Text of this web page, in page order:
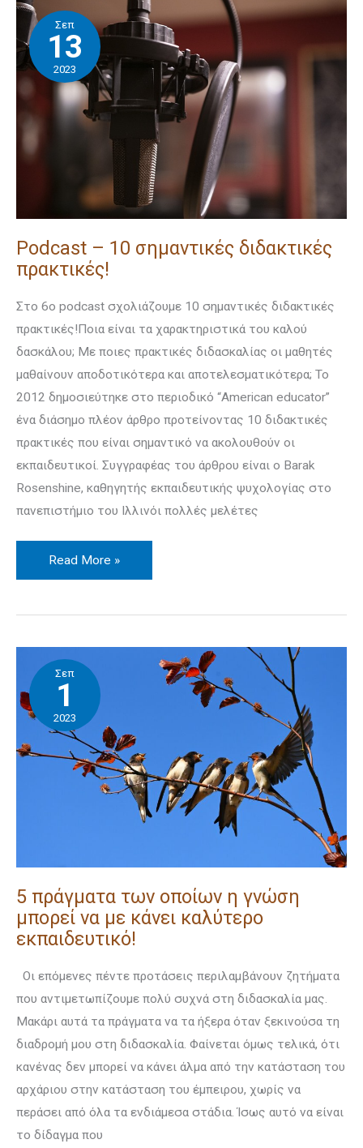
Σεπ
13
2023
Podcast – 10 σημαντικές διδακτικές
πρακτικές!
Στο 6ο podcast σχολιάζουμε 10 σημαντικές διδακτικές
πρακτικές!Ποια είναι τα χαρακτηριστικά του καλού
δασκάλου; Με ποιες πρακτικές διδασκαλίας οι μαθητές
μαθαίνουν αποδοτικότερα και αποτελεσματικότερα; Το
2012 δημοσιεύτηκε στο περιοδικό “Αmerican educator”
ένα διάσημο πλέον άρθρο προτείνοντας 10 διδακτικές
πρακτικές που είναι σημαντικό να ακολουθούν οι
εκπαιδευτικοί. Συγγραφέας του άρθρου είναι ο Barak
Rosenshine, καθηγητής εκπαιδευτικής ψυχολογίας στο
πανεπιστήμιο του Ιλλινόι πολλές μελέτες
Podcast
–
σημαντικές
διδακτικές
πρακτικές!
Read More »
Σεπ
1
2023
5 πράγματα των οποίων η γνώση
μπορεί να με κάνει καλύτερο
εκπαιδευτικό!
Οι επόμενες πέντε προτάσεις περιλαμβάνουν ζητήματα
που αντιμετωπίζουμε πολύ συχνά στη διδασκαλία μας.
Μακάρι αυτά τα πράγματα να τα ήξερα όταν ξεκινούσα τη
διαδρομή μου στη διδασκαλία. Φαίνεται όμως τελικά, ότι
κανένας δεν μπορεί να κάνει άλμα από την κατάσταση του
αρχάριου στην κατάσταση του έμπειρου, χωρίς να
περάσει από όλα τα ενδιάμεσα στάδια. Ίσως αυτό να είναι
το δίδαγμα που
5
πράγματα
των
οποίων
γνώση
καλύτερο
εκπαιδευτικό!